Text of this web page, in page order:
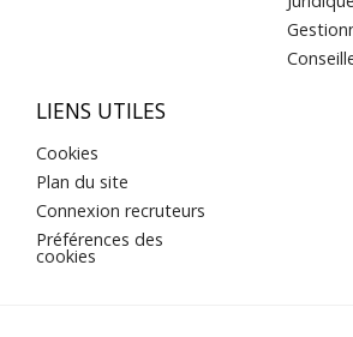
LIENS UTILES
Cookies
Plan du site
Connexion recruteurs
Préférences des
cookies